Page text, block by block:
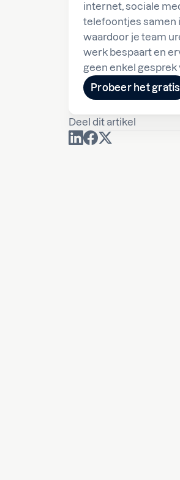
internet, sociale
telefoontjes samen
waardoor je team
werk bespaart en
geen enkel gesprek
Probeer het gratis
Deel dit artikel